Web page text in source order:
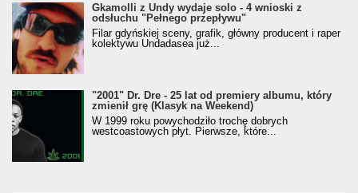
Gkamolli z Undy wydaje solo - 4 wnioski z
odsłuchu "Pełnego przepływu"
Filar gdyńskiej sceny, grafik, główny producent i raper
kolektywu Undadasea już...
"2001" Dr. Dre - 25 lat od premiery albumu, który
zmienił grę (Klasyk na Weekend)
W 1999 roku powychodziło trochę dobrych
westcoastowych płyt. Pierwsze, które...